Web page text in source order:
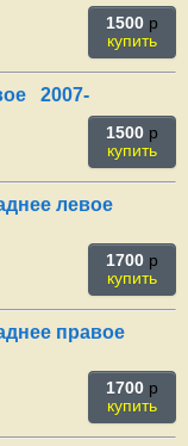
1500 p
купить
2007-
1500 p
купить
левое
1700 p
купить
правое
1700 p
купить